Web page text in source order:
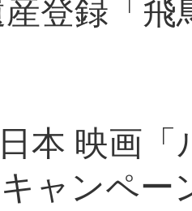
登録「
本 映画
ャンペー